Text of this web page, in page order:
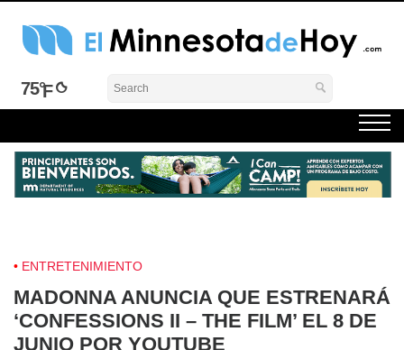
Skip
El Minnesota de Hoy Noticias
Latino Noticias Minnesota News
75°
ENTRETENIMIENTO
MADONNA ANUNCIA QUE ESTRENARÁ
‘CONFESSIONS II – THE FILM’ EL 8 DE
JUNIO POR YOUTUBE